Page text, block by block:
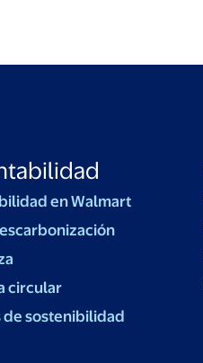
en Walmart
circular
de sostenibilidad